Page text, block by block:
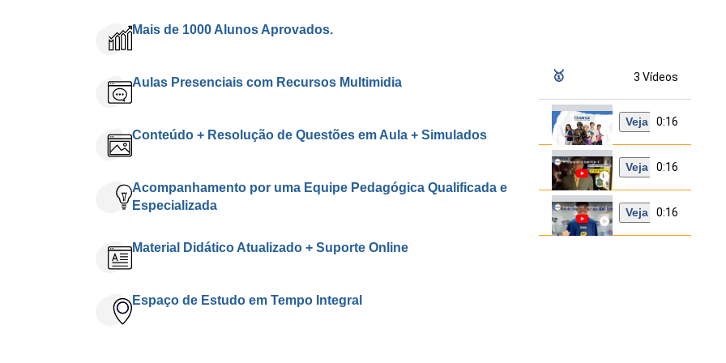
Mais de 1000 Alunos Aprovados.
Aulas Presenciais com Recursos Multimidia
Conteúdo + Resolução de Questões em Aula + Simulados
Acompanhamento por uma Equipe Pedagógica Qualificada e
Especializada
Material Didático Atualizado + Suporte Online
Espaço de Estudo em Tempo Integral
🥇 3 Vídeos
Veja 0:16
Veja 0:16
Veja 0:16